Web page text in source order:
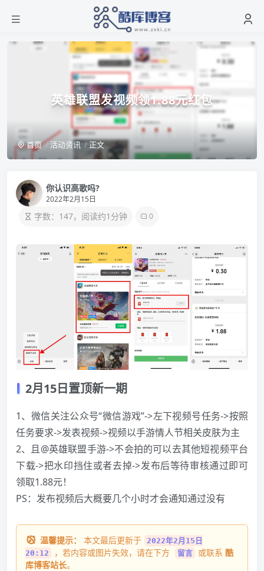
英雄联盟发视频领1.88元红包
首页 活动资讯 正文
你认识高歌吗?
2022年2月15日
字数：147，阅读约1分钟 0
2月15日置顶新一期
1、微信关注公众号“微信游戏”->左下视频号任务->按照
任务要求->发表视频->视频以手游情人节相关皮肤为主
2、且@英雄联盟手游->不会拍的可以去其他短视频平台
下载->把水印挡住或者去掉->发布后等待审核通过即可
领取1.88元！
PS：发布视频后大概要几个小时才会通知通过没有
温馨提示： 本文最后更新于
2022年2月15日
20:12
，若内容或图片失效，请在下方 留言 或联系 酷
库博客站长。